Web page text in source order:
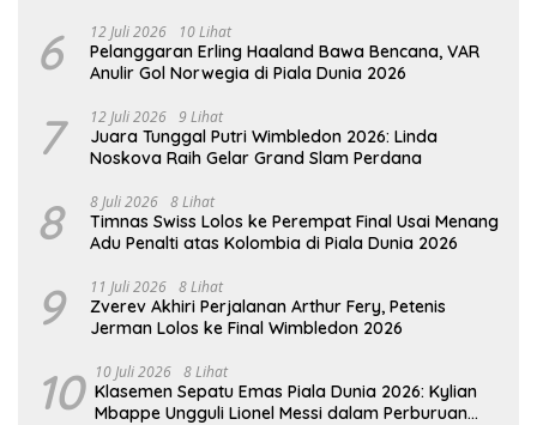
6 12 Juli 2026 10 Lihat
Pelanggaran Erling Haaland Bawa Bencana, VAR
Anulir Gol Norwegia di Piala Dunia 2026
7 12 Juli 2026 9 Lihat
Juara Tunggal Putri Wimbledon 2026: Linda
Noskova Raih Gelar Grand Slam Perdana
8 8 Juli 2026 8 Lihat
Timnas Swiss Lolos ke Perempat Final Usai Menang
Adu Penalti atas Kolombia di Piala Dunia 2026
9 11 Juli 2026 8 Lihat
Zverev Akhiri Perjalanan Arthur Fery, Petenis
Jerman Lolos ke Final Wimbledon 2026
10 10 Juli 2026 8 Lihat
Klasemen Sepatu Emas Piala Dunia 2026: Kylian
Mbappe Ungguli Lionel Messi dalam Perburuan